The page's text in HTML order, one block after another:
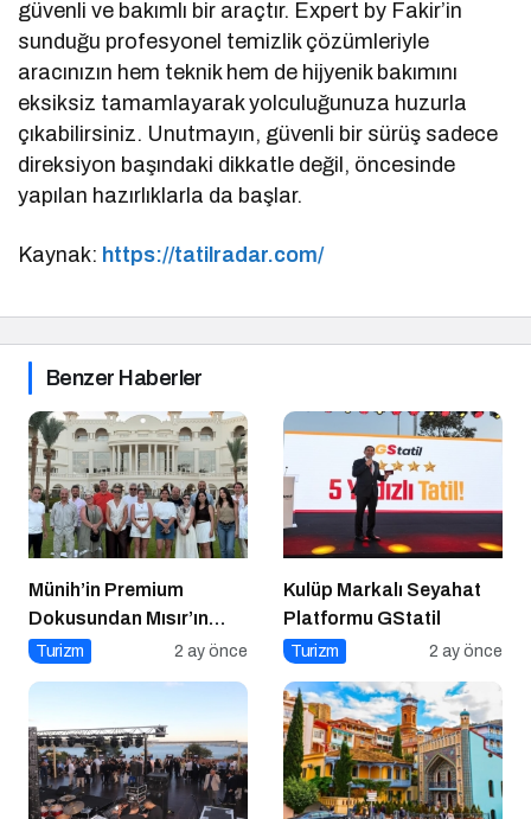
güvenli ve bakımlı bir araçtır. Expert by Fakir’in
sunduğu profesyonel temizlik çözümleriyle
aracınızın hem teknik hem de hijyenik bakımını
eksiksiz tamamlayarak yolculuğunuza huzurla
çıkabilirsiniz. Unutmayın, güvenli bir sürüş sadece
direksiyon başındaki dikkatle değil, öncesinde
yapılan hazırlıklarla da başlar.
Kaynak: https://tatilradar.com/
Benzer Haberler
Münih’in Premium
Dokusundan Mısır’ın
Tarihi Derinliğine
Turizm 2 ay önce
Kulüp Markalı Seyahat
Platformu GStatil
Turizm 2 ay önce